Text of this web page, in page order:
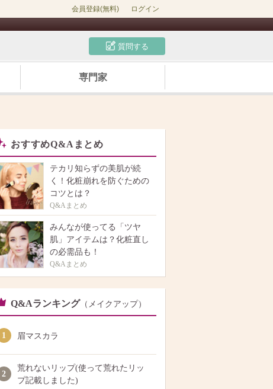
会員登録(無料) ログイン
質問する
専門家
おすすめQ&Aまとめ
テカリ知らずの美肌が続
く！化粧崩れを防ぐための
コツとは？
Q&Aまとめ
みんなが使ってる「ツヤ
肌」アイテムは？化粧直し
の必需品も！
Q&Aまとめ
Q&Aランキング （メイクアップ）
1 眉マスカラ
2
荒れないリップ(使って荒れたリッ
プ記載しました)